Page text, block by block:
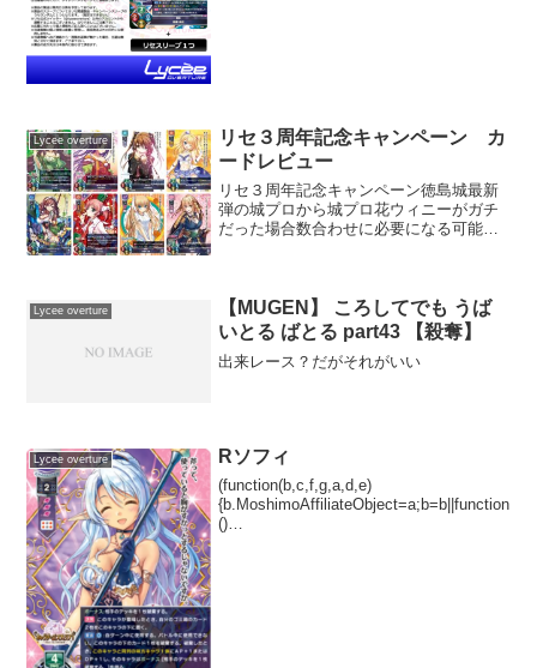
Lycee overture
リセ３周年記念キャンペーン カ
ードレビュー
リセ３周年記念キャンペーン徳島城最新
弾の城プロから城プロ花ウィニーがガチ
だった場合数合わせに必要になる可能性
も優秀ですし、DMGが...
Lycee overture
【MUGEN】 ころしてでも うば
いとる ばとる part43 【殺奪】
出来レース？だがそれがいい
Lycee overture Rソフィ
(function(b,c,f,g,a,d,e)
{b.MoshimoAffiliateObject=a;b=b||function
()